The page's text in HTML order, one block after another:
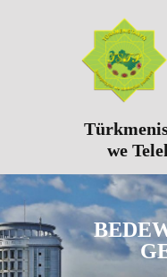
we